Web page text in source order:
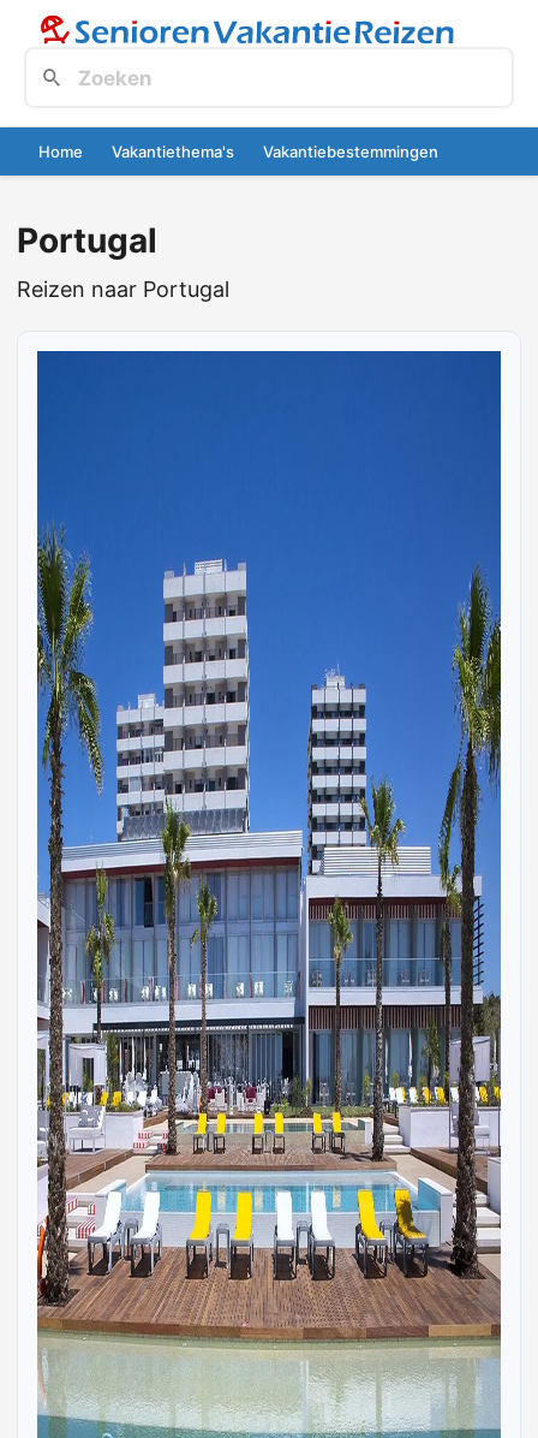
Home Vakantiethema's Vakantiebestemmingen
Portugal
Reizen naar Portugal